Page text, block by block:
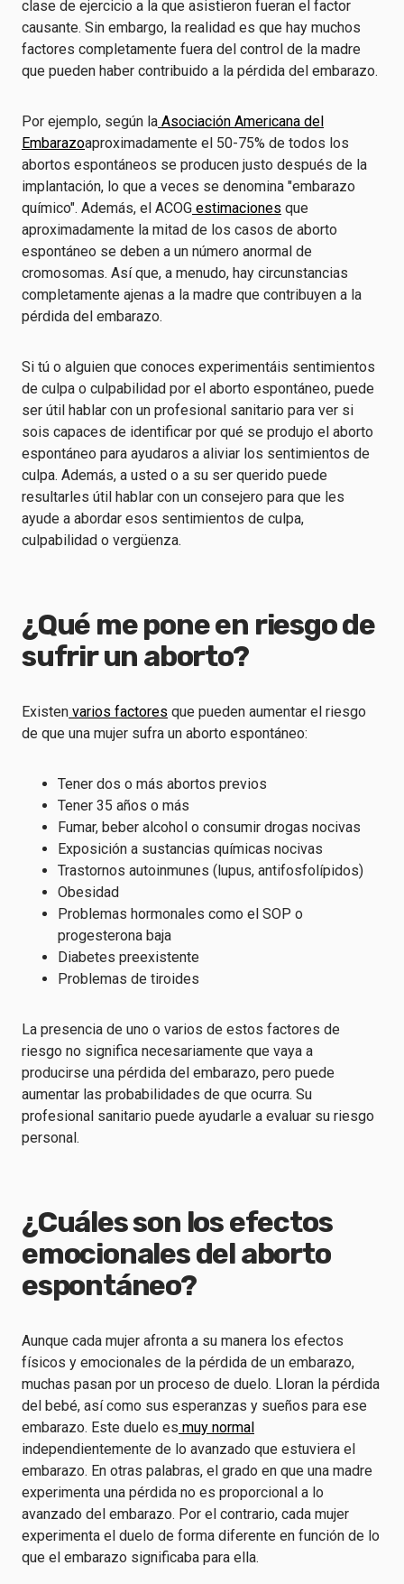
clase de ejercicio a la que asistieron fueran el factor
causante. Sin embargo, la realidad es que hay muchos
factores completamente fuera del control de la madre
que pueden haber contribuido a la pérdida del embarazo.
Por ejemplo, según la Asociación Americana del
Embarazoaproximadamente el 50-75% de todos los
abortos espontáneos se producen justo después de la
implantación, lo que a veces se denomina "embarazo
químico". Además, el ACOG estimaciones que
aproximadamente la mitad de los casos de aborto
espontáneo se deben a un número anormal de
cromosomas. Así que, a menudo, hay circunstancias
completamente ajenas a la madre que contribuyen a la
pérdida del embarazo.
Si tú o alguien que conoces experimentáis sentimientos
de culpa o culpabilidad por el aborto espontáneo, puede
ser útil hablar con un profesional sanitario para ver si
sois capaces de identificar por qué se produjo el aborto
espontáneo para ayudaros a aliviar los sentimientos de
culpa. Además, a usted o a su ser querido puede
resultarles útil hablar con un consejero para que les
ayude a abordar esos sentimientos de culpa,
culpabilidad o vergüenza.
¿Qué me pone en riesgo de
sufrir un aborto?
Existen varios factores que pueden aumentar el riesgo
de que una mujer sufra un aborto espontáneo:
Tener dos o más abortos previos
Tener 35 años o más
Fumar, beber alcohol o consumir drogas nocivas
Exposición a sustancias químicas nocivas
Trastornos autoinmunes (lupus, antifosfolípidos)
Obesidad
Problemas hormonales como el SOP o
progesterona baja
Diabetes preexistente
Problemas de tiroides
La presencia de uno o varios de estos factores de
riesgo no significa necesariamente que vaya a
producirse una pérdida del embarazo, pero puede
aumentar las probabilidades de que ocurra. Su
profesional sanitario puede ayudarle a evaluar su riesgo
personal.
¿Cuáles son los efectos
emocionales del aborto
espontáneo?
Aunque cada mujer afronta a su manera los efectos
físicos y emocionales de la pérdida de un embarazo,
muchas pasan por un proceso de duelo. Lloran la pérdida
del bebé, así como sus esperanzas y sueños para ese
embarazo. Este duelo es muy normal
independientemente de lo avanzado que estuviera el
embarazo. En otras palabras, el grado en que una madre
experimenta una pérdida no es proporcional a lo
avanzado del embarazo. Por el contrario, cada mujer
experimenta el duelo de forma diferente en función de lo
que el embarazo significaba para ella.